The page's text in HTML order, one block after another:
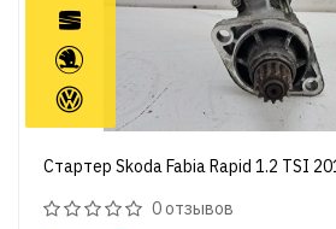
Стартер Skoda Fabia Rapid 1.2 TSI
0 отзывов